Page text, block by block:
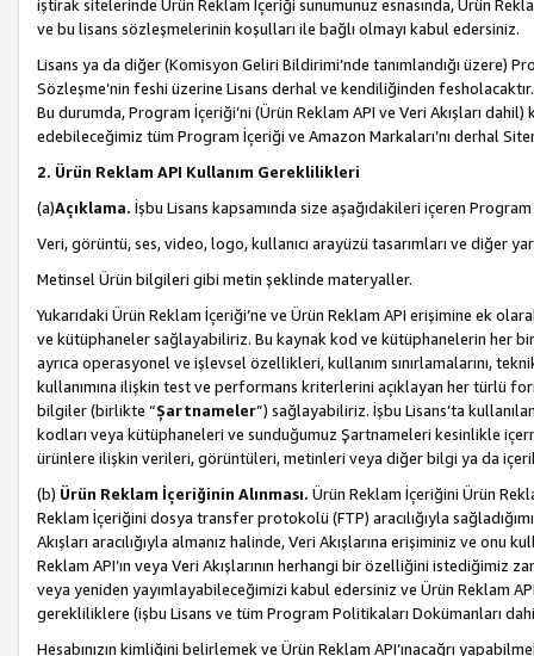
iştirak sitelerinde Ürün Reklam İçeriği sunumunuz esnasında, Ürün
ve bu lisans sözleşmelerinin koşulları ile bağlı olmayı kabul edersiniz.
Lisans ya da diğer (Komisyon Geliri Bildirimi’nde tanımlandığı üzere)
Sözleşme’nin feshi üzerine Lisans derhal ve kendiliğinden
Bu durumda, Program İçeriği’ni (Ürün Reklam API ve Veri Akışları
edebileceğimiz tüm Program İçeriği ve Amazon Markaları’nı derhal
2. Ürün Reklam API Kullanım Gereklilikleri
(a)Açıklama. İşbu Lisans kapsamında size aşağıdakileri içeren
Veri, görüntü, ses, video, logo, kullanıcı arayüzü tasarımları ve diğer
Metinsel Ürün bilgileri gibi metin şeklinde materyaller.
Yukarıdaki Ürün Reklam İçeriği’ne ve Ürün Reklam API erişimine ek
ve kütüphaneler sağlayabiliriz. Bu kaynak kod ve kütüphanelerin her
ayrıca operasyonel ve işlevsel özellikleri, kullanım sınırlamalarını,
kullanımına ilişkin test ve performans kriterlerini açıklayan her türlü
bilgiler (birlikte “Şartnameler”) sağlayabiliriz. İşbu Lisans’ta
kodları veya kütüphaneleri ve sunduğumuz Şartnameleri kesinlikle
ürünlere ilişkin verileri, görüntüleri, metinleri veya diğer bilgi ya da
(b) Ürün Reklam İçeriğinin Alınması. Ürün Reklam İçeriğini Ürün
Reklam İçeriğini dosya transfer protokolü (FTP) aracılığıyla
Akışları aracılığıyla almanız halinde, Veri Akışlarına erişiminiz ve onu
Reklam API’ın veya Veri Akışlarının herhangi bir özelliğini
veya yeniden yayımlayabileceğimizi kabul edersiniz ve Ürün Reklam
gerekliliklere (işbu Lisans ve tüm Program Politikaları Dokümanları
Hesabınızın kimliğini belirlemek ve Ürün Reklam API’ınaçağrı